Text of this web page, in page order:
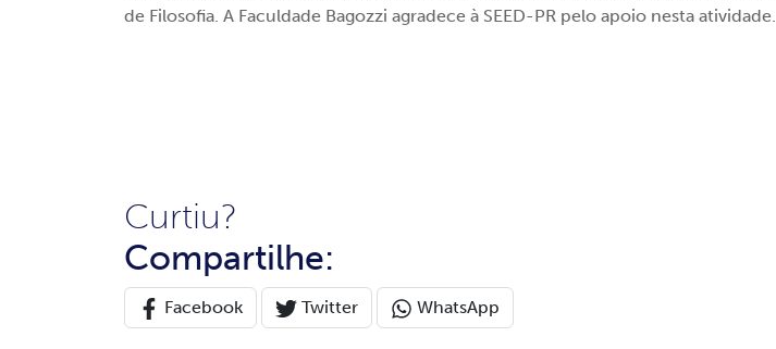
de Filosofia. A Faculdade Bagozzi agradece à SEED-PR pelo apoio nesta atividade.
Curtiu?
Compartilhe:
Facebook Twitter WhatsApp